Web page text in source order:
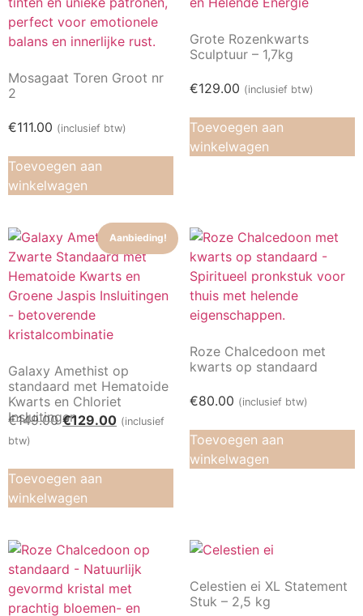
Mosagaat Toren Groot nr
2
€111.00 (inclusief btw)
Toevoegen aan
winkelwagen
Grote Rozenkwarts
Sculptuur – 1,7kg
€129.00 (inclusief btw)
Toevoegen aan
winkelwagen
Aanbieding!
Galaxy Amethist op
standaard met Hematoide
Kwarts en Chloriet
Insluitingen
€149.00 €129.00 (inclusief
btw)
Toevoegen aan
winkelwagen
Roze Chalcedoon met
kwarts op standaard
€80.00 (inclusief btw)
Toevoegen aan
winkelwagen
Celestien ei XL Statement
Stuk – 2,5 kg